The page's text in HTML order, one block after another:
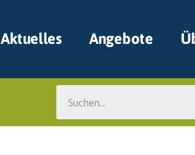
Aktuelles Angebote